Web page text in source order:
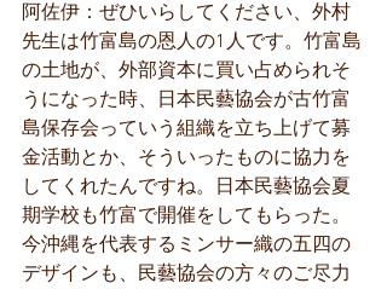
阿佐伊：ぜひいらしてください、外村
先生は竹富島の恩人の1人です。竹富島
の土地が、外部資本に買い占められそ
うになった時、日本民藝協会が古竹富
島保存会っていう組織を立ち上げて募
金活動とか、そういったものに協力を
してくれたんですね。日本民藝協会夏
期学校も竹富で開催をしてもらった。
今沖縄を代表するミンサー織の五四の
デザインも、民藝協会の方々のご尽力